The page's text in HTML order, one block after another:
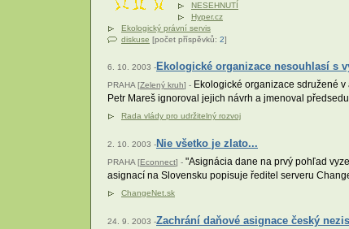
NESEHNUTÍ
Hyper.cz
Ekologický právní servis
diskuse [počet příspěvků: 2]
6. 10. 2003 -Ekologické organizace nesouhlasí s
PRAHA [Zelený kruh] - Ekologické organizace sdružené
Petr Mareš ignoroval jejich návrh a jmenoval
Rada vlády pro udržitelný rozvoj
2. 10. 2003 -Nie všetko je zlato...
PRAHA [Econnect] - "Asignácia dane na prvý pohľad
asignací na Slovensku popisuje ředitel serveru
ChangeNet.sk
24. 9. 2003 -Zachrání daňové asignace český